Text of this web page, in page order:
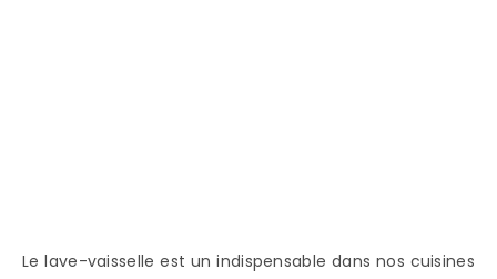
Le lave-vaisselle est un indispensable dans nos cuisines